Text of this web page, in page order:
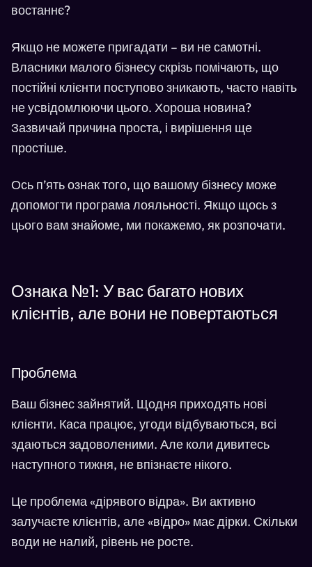
востаннє?
Якщо не можете пригадати – ви не самотні.
Власники малого бізнесу скрізь помічають, що
постійні клієнти поступово зникають, часто навіть
не усвідомлюючи цього. Хороша новина?
Зазвичай причина проста, і вирішення ще
простіше.
Ось п’ять ознак того, що вашому бізнесу може
допомогти програма лояльності. Якщо щось з
цього вам знайоме, ми покажемо, як розпочати.
Ознака №1: У вас багато нових
клієнтів, але вони не повертаються
Проблема
Ваш бізнес зайнятий. Щодня приходять нові
клієнти. Каса працює, угоди відбуваються, всі
здаються задоволеними. Але коли дивитесь
наступного тижня, не впізнаєте нікого.
Це проблема «дірявого відра». Ви активно
залучаєте клієнтів, але «відро» має дірки. Скільки
води не налий, рівень не росте.